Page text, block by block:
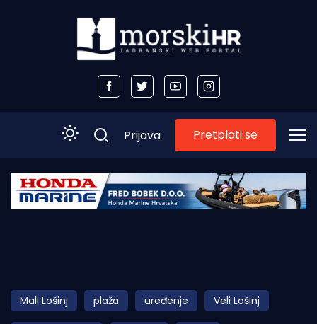
Početna
Obala
Otoci
Prijava Pretplati se
Mali Lošinj plaža uređenje Veli Lošinj